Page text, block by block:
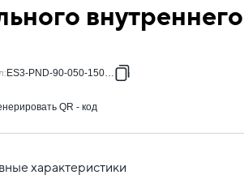
: ES3-PND-90-050-150-06
QR - код
характеристики